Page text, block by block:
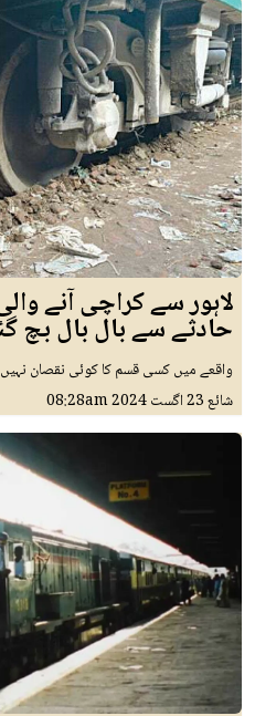
لاہور سے کراچی آنے
حادثے سے بال بال بچ
واقعے میں کسی قسم کا کوئی نقصان نہیں
شائع23 اگست 2024 08:28am